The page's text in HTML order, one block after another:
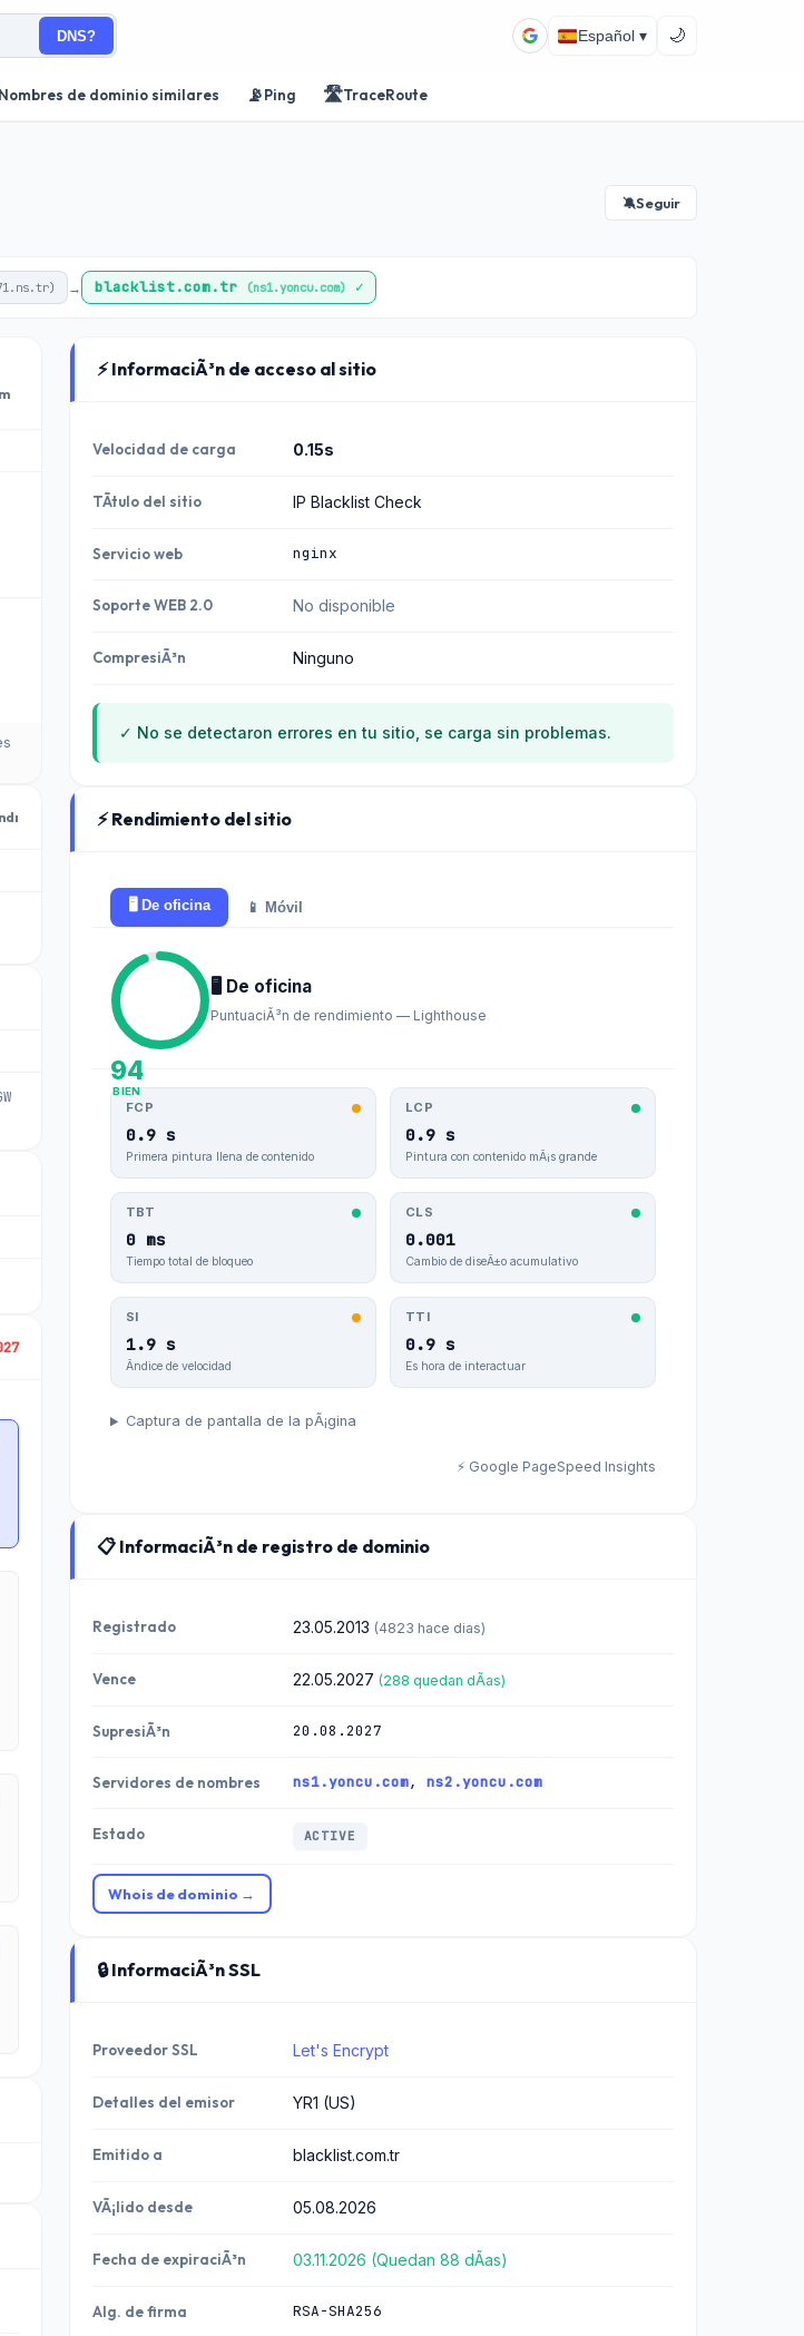
DNS? Español ▾ 🌙
de dominio similares 📡Ping 🛣️TraceRoute
🔕Seguir
→ blacklist.com.tr (ns1.yoncu.com) ✓
⚡ InformaciÃ³n de acceso al sitio
Velocidad de carga 0.15s
TÃ­tulo del sitio IP Blacklist Check
Servicio web nginx
Soporte WEB 2.0 No disponible
CompresiÃ³n Ninguno
✓ No se detectaron errores en tu sitio, se carga sin problemas.
⚡ Rendimiento del sitio
🖥️ De oficina 📱 Móvil
94
BIEN
🖥️ De oficina
PuntuaciÃ³n de rendimiento — Lighthouse
FCP
0.9 s
Primera pintura llena de contenido
LCP
0.9 s
Pintura con contenido mÃ¡s grande
TBT
0 ms
Tiempo total de bloqueo
CLS
0.001
Cambio de diseÃ±o acumulativo
SI
1.9 s
Ãndice de velocidad
TTI
0.9 s
Es hora de interactuar
Captura de pantalla de la pÃ¡gina
⚡ Google PageSpeed Insights
📋 InformaciÃ³n de registro de dominio
Registrado 23.05.2013 (4823 hace dias)
Vence 22.05.2027 (288 quedan dÃ­as)
SupresiÃ³n 20.08.2027
Servidores de nombres ns1.yoncu.com, ns2.yoncu.com
Estado ACTIVE
Whois de dominio →
🔒 InformaciÃ³n SSL
Proveedor SSL Let's Encrypt
Detalles del emisor YR1 (US)
Emitido a blacklist.com.tr
VÃ¡lido desde 05.08.2026
Fecha de expiraciÃ³n 03.11.2026 (Quedan 88 dÃ­as)
Alg. de firma RSA-SHA256